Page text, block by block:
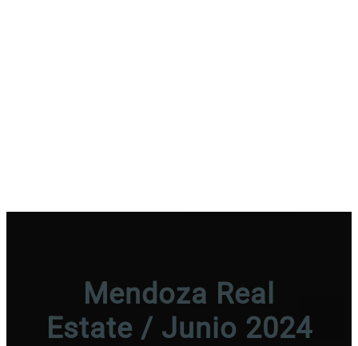
Mendoza Real
Estate / Junio 2024